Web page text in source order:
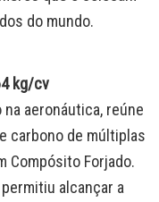
do mundo.
kg/cv
aeronáutica, reúne
carbono de múltiplas
Compósito Forjado.
alcançar a